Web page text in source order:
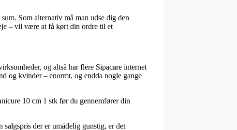
Som alternativ må man udse dig den
– vil være at få kørt din ordre til et
og altså har flere Sipacare internet
og kvinder – enormt, og endda nogle gange
10 cm 1 stk før du gennemfører din
der er umådelig gunstig, er det